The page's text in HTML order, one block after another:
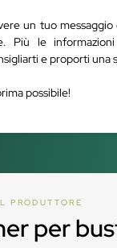
un tuo messaggio
Più le
e proporti una
possibile!
PRODUTTORE
per